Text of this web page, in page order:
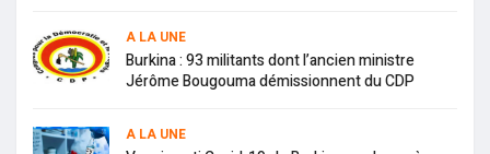
A LA UNE
Burkina : 93 militants dont l’ancien ministre
Jérôme Bougouma démissionnent du CDP
A LA UNE